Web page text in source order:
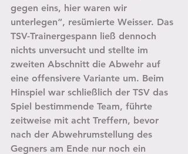
gegen eins, hier waren wir
unterlegen“, resümierte Weisser. Das
TSV-Trainergespann ließ dennoch
nichts unversucht und stellte im
zweiten Abschnitt die Abwehr auf
eine offensivere Variante um. Beim
Hinspiel war schließlich der TSV das
Spiel bestimmende Team, führte
zeitweise mit acht Treffern, bevor
nach der Abwehrumstellung des
Gegners am Ende nur noch ein